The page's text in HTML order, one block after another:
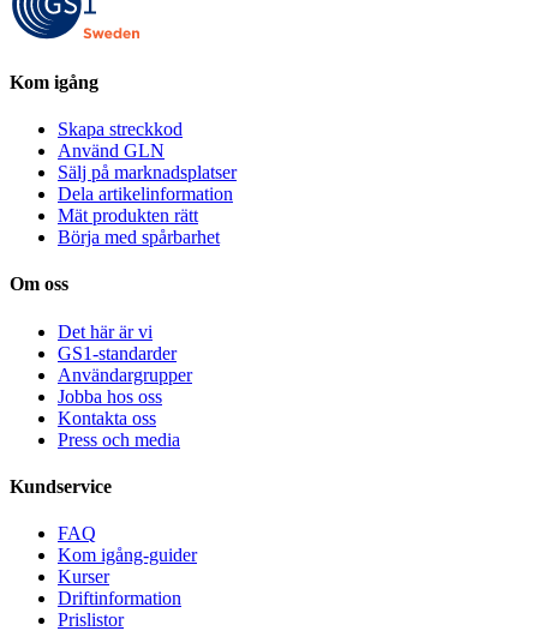
Kom igång
Skapa streckkod
Använd GLN
Sälj på marknadsplatser
Dela artikelinformation
Mät produkten rätt
Börja med spårbarhet
Om oss
Det här är vi
GS1-standarder
Användargrupper
Jobba hos oss
Kontakta oss
Press och media
Kundservice
FAQ
Kom igång-guider
Kurser
Driftinformation
Prislistor